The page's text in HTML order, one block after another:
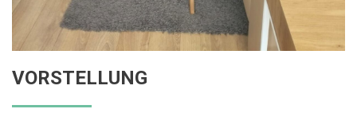
VORSTELLUNG